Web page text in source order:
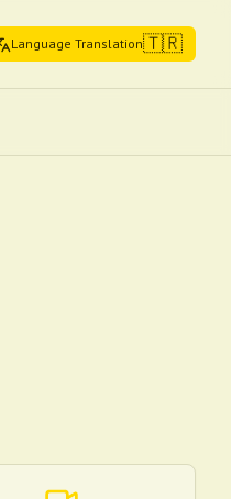
Language Translation🇹🇷